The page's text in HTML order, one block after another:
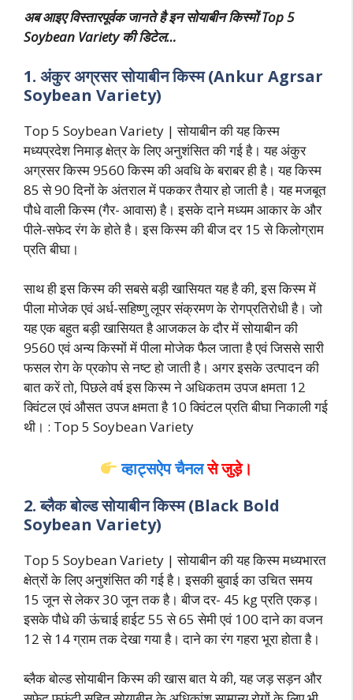
अब आइए विस्तारपूर्वक जानते है इन सोयाबीन किस्मों Top 5
Soybean Variety की डिटेल…
1. अंकुर अग्रसर सोयाबीन किस्म (Ankur Agrsar
Soybean Variety)
Top 5 Soybean Variety | सोयाबीन की यह किस्म
मध्यप्रदेश निमाड़ क्षेत्र के लिए अनुशंसित की गई है। यह अंकुर
अग्रसर किस्म 9560 किस्म की अवधि के बराबर ही है। यह किस्म
85 से 90 दिनों के अंतराल में पककर तैयार हो जाती है। यह मजबूत
पौधे वाली किस्म (गैर- आवास) है। इसके दाने मध्यम आकार के और
पीले-सफेद रंग के होते है। इस किस्म की बीज दर 15 से किलोग्राम
प्रति बीघा।
साथ ही इस किस्म की सबसे बड़ी खासियत यह है की, इस किस्म में
पीला मोजेक एवं अर्ध-सहिष्णु लूपर संक्रमण के रोगप्रतिरोधी है। जो
यह एक बहुत बड़ी खासियत है आजकल के दौर में सोयाबीन की
9560 एवं अन्य किस्मों में पीला मोजेक फैल जाता है एवं जिससे सारी
फसल रोग के प्रकोप से नष्ट हो जाती है। अगर इसके उत्पादन की
बात करें तो, पिछले वर्ष इस किस्म ने अधिकतम उपज क्षमता 12
क्विंटल एवं औसत उपज क्षमता है 10 क्विंटल प्रति बीघा निकाली गई
थी। : Top 5 Soybean Variety
व्हाट्सऐप चैनलसे जुड़े।
2. ब्लैक बोल्ड सोयाबीन किस्म (Black Bold
Soybean Variety)
Top 5 Soybean Variety | सोयाबीन की यह किस्म मध्यभारत
क्षेत्रों के लिए अनुशंसित की गई है। इसकी बुवाई का उचित समय
15 जून से लेकर 30 जून तक है। बीज दर- 45 kg प्रति एकड़।
इसके पौधे की ऊंचाई हाईट 55 से 65 सेमी एवं 100 दाने का वजन
12 से 14 ग्राम तक देखा गया है। दाने का रंग गहरा भूरा होता है।
ब्लैक बोल्ड सोयाबीन किस्म की खास बात ये की, यह जड़ सड़न और